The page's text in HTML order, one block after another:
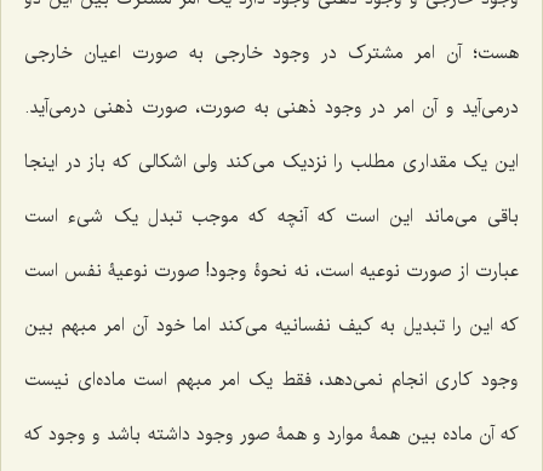
هست؛ آن امر مشترک در وجود خارجی به صورت اعیان خارجی
درمی‌آید و آن امر در وجود ذهنی به صورت، صورت ذهنی درمی‌‌آید.
این یک مقداری مطلب را نزدیک می‌کند ولی اشکالی که باز در اینجا
باقی می‌ماند این است که آنچه که موجب تبدل یک شیء است
عبارت از صورت نوعیه است، نه نحوۀ وجود! صورت نوعیۀ نفس است
که این را تبدیل به کیف نفسانیه می‌کند اما خود آن امر مبهم بین
وجود کاری انجام نمی‌دهد، فقط یک امر مبهم است ماده‌ای نیست
که آن ماده بین همۀ موارد و همۀ صور وجود داشته باشد و وجود که